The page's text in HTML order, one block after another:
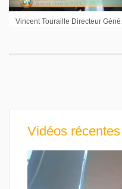
Vidéos récentes